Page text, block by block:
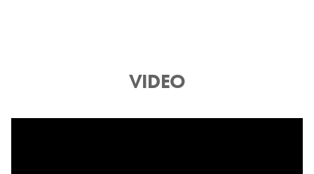
VIDEO